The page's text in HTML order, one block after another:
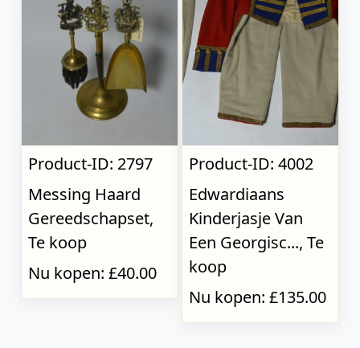
Product-ID: 2797
Messing Haard
Gereedschapset,
Te koop
Nu kopen: £40.00
Product-ID: 4002
Edwardiaans
Kinderjasje Van
Een Georgisc..., Te
koop
Nu kopen: £135.00